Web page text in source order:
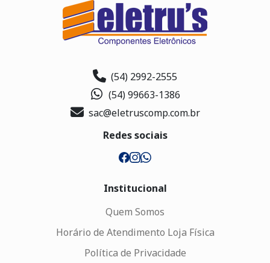
(54) 2992-2555
(54) 99663-1386
sac@eletruscomp.com.br
Redes sociais
Institucional
Quem Somos
Horário de Atendimento Loja Física
Política de Privacidade